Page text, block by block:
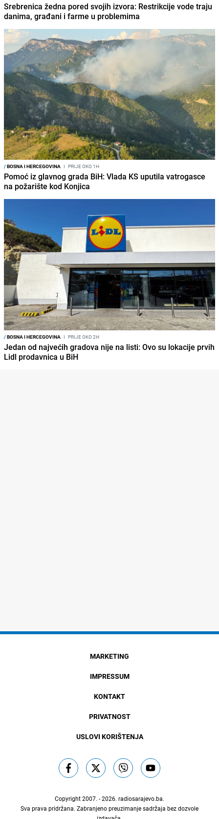
Srebrenica žedna pored svojih izvora: Restrikcije vode traju
danima, građani i farme u problemima
/BOSNA I HERCEGOVINA I PRIJE OKO 1H
Pomoć iz glavnog grada BiH: Vlada KS uputila vatrogasce
na požarište kod Konjica
/BOSNA I HERCEGOVINA I PRIJE OKO 2H
Jedan od najvećih gradova nije na listi: Ovo su lokacije prvih
Lidl prodavnica u BiH
MARKETING
IMPRESSUM
KONTAKT
PRIVATNOST
USLOVI KORIŠTENJA
Copyright 2007. - 2026. radiosarajevo.ba.
Sva prava pridržana. Zabranjeno preuzimanje sadržaja bez dozvole